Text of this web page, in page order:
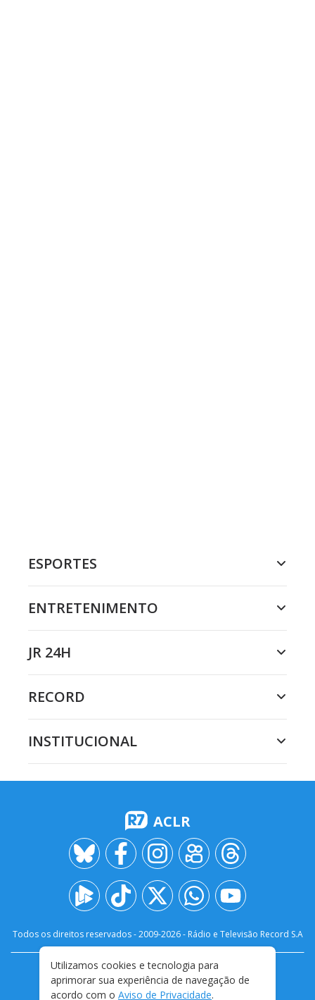
ESPORTES
ENTRETENIMENTO
JR 24H
RECORD
INSTITUCIONAL
ACLR
Todos os direitos reservados - 2009-2026- Rádio e Televisão Record S.A
FALE CONOSCO
PRIVACIDADE
TERMOS E CONDIÇÕES DE USO
Utilizamos cookies e tecnologia para
aprimorar sua experiência de navegação de
acordo com o Aviso de Privacidade.